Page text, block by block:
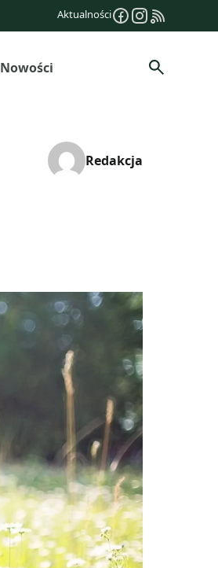
Aktualności
Nowości Szukaj
Redakcja